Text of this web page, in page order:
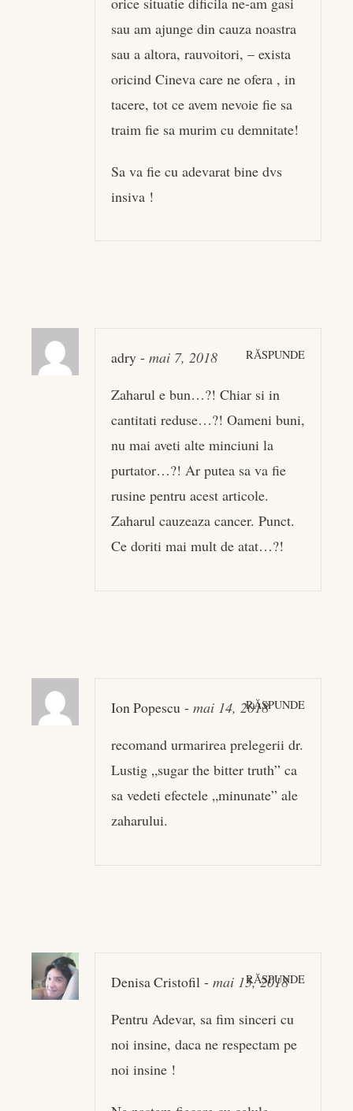
sau am ajunge din cauza noastra
sau a altora, rauvoitori, – exista
oricind Cineva care ne ofera , in
tacere, tot ce avem nevoie fie sa
traim fie sa murim cu demnitate!
Sa va fie cu adevarat bine dvs
insiva !
adry - mai 7, 2018 RĂSPUNDE
Zaharul e bun…?! Chiar si in
cantitati reduse…?! Oameni buni,
nu mai aveti alte minciuni la
purtator…?! Ar putea sa va fie
rusine pentru acest articole.
Zaharul cauzeaza cancer. Punct.
Ce doriti mai mult de atat…?!
Ion Popescu - mai 14, 2018RĂSPUNDE
recomand urmarirea prelegerii dr.
Lustig „sugar the bitter truth” ca
sa vedeti efectele „minunate” ale
zaharului.
Denisa Cristofil - mai 15, 2018
RĂSPUNDE
Pentru Adevar, sa fim sinceri cu
noi insine, daca ne respectam pe
noi insine !